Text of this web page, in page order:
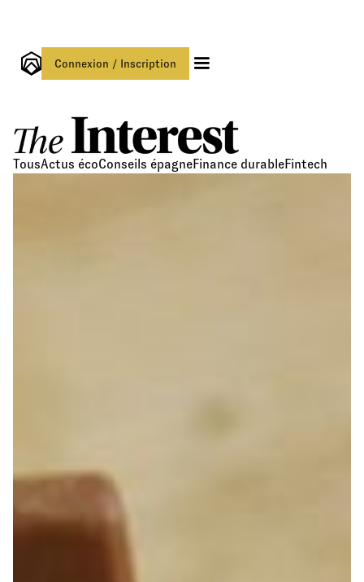
Connexion / Inscription
TousActus écoConseils épagneFinance durableFintech